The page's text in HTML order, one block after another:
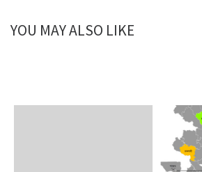
YOU MAY ALSO LIKE